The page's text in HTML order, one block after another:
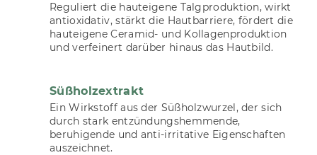
Reguliert die hauteigene Talgproduktion, wirkt
antioxidativ, stärkt die Hautbarriere, fördert die
hauteigene Ceramid- und Kollagenproduktion
und verfeinert darüber hinaus das Hautbild.
Süßholzextrakt
Ein Wirkstoff aus der Süßholzwurzel, der sich
durch stark entzündungshemmende,
beruhigende und anti-irritative Eigenschaften
auszeichnet.